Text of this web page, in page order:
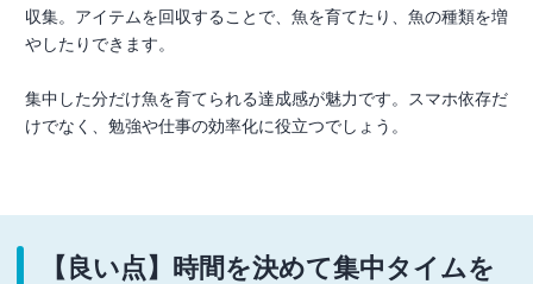
収集。アイテムを回収することで、魚を育てたり、魚の種類を増
やしたりできます。
集中した分だけ魚を育てられる達成感が魅力です。スマホ依存だ
けでなく、勉強や仕事の効率化に役立つでしょう。
【良い点】時間を決めて集中タイムを